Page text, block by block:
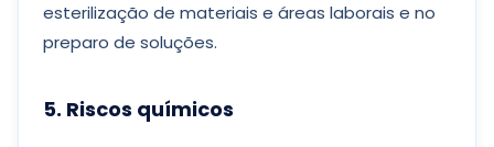
esterilização de materiais e áreas laborais e no
preparo de soluções.
5. Riscos químicos